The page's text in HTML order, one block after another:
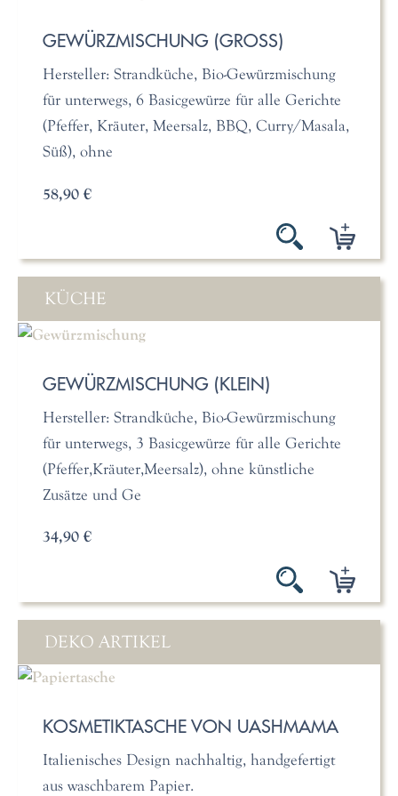
GEWÜRZMISCHUNG (GROSS)
Hersteller: Strandküche, Bio-Gewürzmischung
für unterwegs, 6 Basicgewürze für alle Gerichte
(Pfeffer, Kräuter, Meersalz, BBQ, Curry/Masala,
Süß), ohne
58,90 €
KÜCHE
GEWÜRZMISCHUNG (KLEIN)
Hersteller: Strandküche, Bio-Gewürzmischung
für unterwegs, 3 Basicgewürze für alle Gerichte
(Pfeffer,Kräuter,Meersalz), ohne künstliche
Zusätze und Ge
34,90 €
DEKO ARTIKEL
KOSMETIKTASCHE VON UASHMAMA
Italienisches Design nachhaltig, handgefertigt
aus waschbarem Papier.